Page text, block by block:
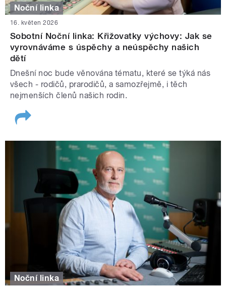
Noční linka
16. květen 2026
Sobotní Noční linka: Křižovatky výchovy: Jak se
vyrovnáváme s úspěchy a neúspěchy našich
dětí
Dnešní noc bude věnována tématu, které se týká nás
všech - rodičů, prarodičů, a samozřejmě, i těch
nejmenších členů našich rodin.
Noční linka